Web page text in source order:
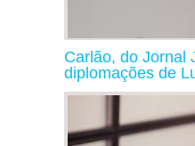
Carlão, do Jornal
diplomações de